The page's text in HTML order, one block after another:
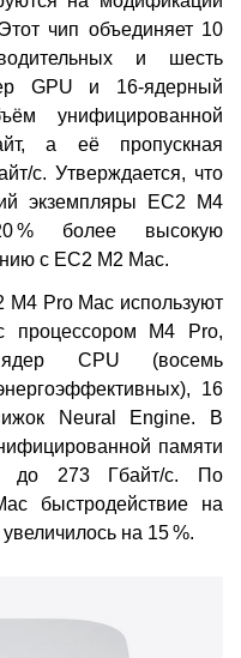
чип объединяет 10
и шесть
GPU и 16-ядерный
унифицированной
а её пропускная
с. Утверждается, что
экземпляры EC2 M4
% более высокую
с EC2 M2 Mac.
Pro Mac используют
процессором M4 Pro,
CPU (восемь
16
Neural Engine. В
памяти
до 273 Гбайт/с. По
быстродействие на
на 15 %.